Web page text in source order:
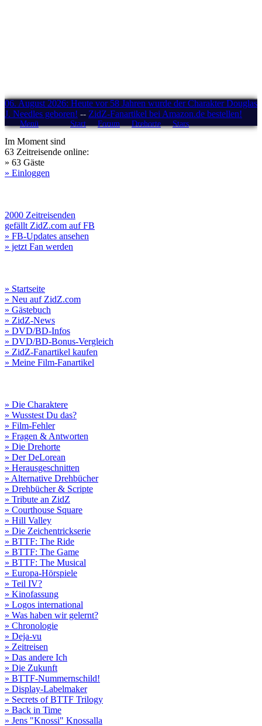
06. August 2026: Heute vor 58 Jahren wurde der Charakter Douglas
J. Needles geboren! -- ZidZ-Fanartikel bei Amazon.de bestellen!
Menü Start Forum Drehorte Stars
Im Moment sind
63 Zeitreisende online:
» 63 Gäste
» Einloggen
2000 Zeitreisenden
gefällt ZidZ.com auf FB
» FB-Updates ansehen
» jetzt Fan werden
» Startseite
» Neu auf ZidZ.com
» Gästebuch
» ZidZ-News
» DVD/BD-Infos
» DVD/BD-Bonus-Vergleich
» ZidZ-Fanartikel kaufen
» Meine Film-Fanartikel
» Die Charaktere
» Wusstest Du das?
» Film-Fehler
» Fragen & Antworten
» Die Drehorte
» Der DeLorean
» Herausgeschnitten
» Alternative Drehbücher
» Drehbücher & Scripte
» Tribute an ZidZ
» Courthouse Square
» Hill Valley
» Die Zeichentrickserie
» BTTF: The Ride
» BTTF: The Game
» BTTF: The Musical
» Europa-Hörspiele
» Teil IV?
» Kinofassung
» Logos international
» Was haben wir gelernt?
» Chronologie
» Deja-vu
» Zeitreisen
» Das andere Ich
» Die Zukunft
» BTTF-Nummernschild!
» Display-Labelmaker
» Secrets of BTTF Trilogy
» Back in Time
» Jens "Knossi" Knossalla